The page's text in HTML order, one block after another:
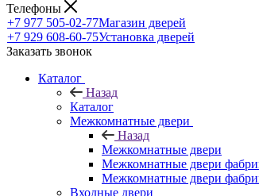
Телефоны
+7 977 505-02-77Магазин дверей
+7 929 608-60-75Установка дверей
Заказать звонок
Каталог
Назад
Каталог
Межкомнатные двери
Назад
Межкомнатные двери
Межкомнатные двери
Межкомнатные двери
Входные двери